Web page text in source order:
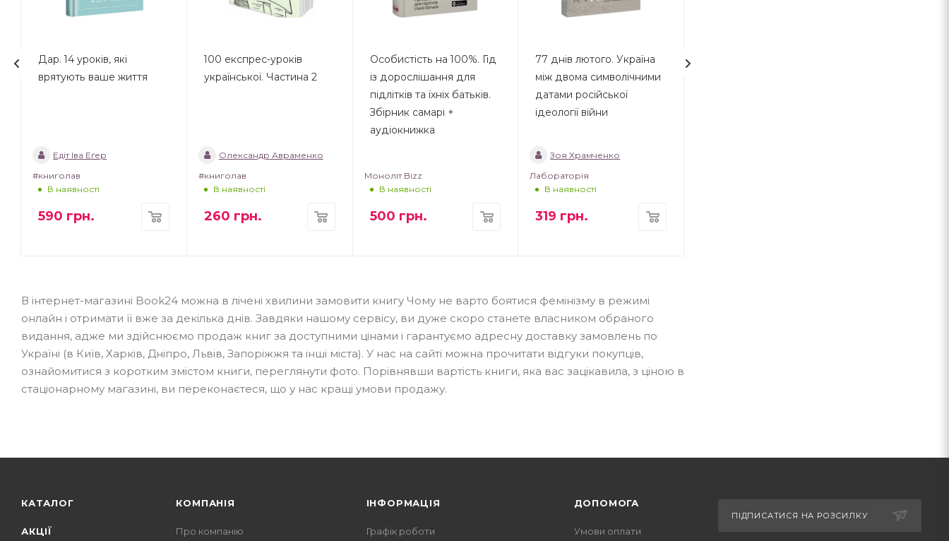
Дар. 14 уроків, які
врятують ваше життя
Едіт Іва Еґер
#книголав
В наявності
590 грн.
100 експрес-уроків
української. Частина 2
Олександр Авраменко
#книголав
В наявності
260 грн.
Особистість на 100%. Гід
із дорослішання для
підлітків та їхніх батьків.
Збірник самарі +
аудіокнижка
Моноліт Bizz
В наявності
500 грн.
77 днів лютого. Україна
між двома символічними
датами російської
ідеології війни
Зоя Храмченко
Лабораторія
В наявності
319 грн.
В інтернет-магазині Book24 можна в лічені хвилини замовити книгу Чому не варто боятися фемінізму в режимі
онлайн і отримати її вже за декілька днів. Завдяки нашому сервісу, ви дуже скоро станете власником обраного
видання, адже ми здійснюємо продаж книг за доступними цінами і гарантуємо адресну доставку замовлень по
Україні (в Київ, Харків, Дніпро, Львів, Запоріжжя та інші міста). У нас на сайті можна прочитати відгуки покупців,
ознайомитися з коротким змістом книги, переглянути фото. Порівнявши вартість книги, яка вас зацікавила, з ціною в
стаціонарному магазині, ви переконаєтеся, що у нас кращі умови продажу.
КАТАЛОГ
АКЦІЇ
КОМПАНІЯ
Про компанію
ІНФОРМАЦІЯ
Графік роботи
ДОПОМОГА
Умови оплати
ПІДПИСАТИСЯ НА РОЗСИЛКУ